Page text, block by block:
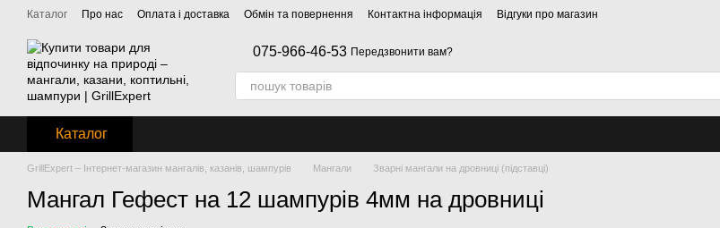
Перейти до основного контенту
Каталог Про нас Оплата і доставка Обмін та повернення Контактна інформація Відгуки про магазин
075-966-46-53 Передзвонити вам?
Каталог
GrillExpert – Інтернет-магазин мангалів, казанів, шампурів Мангали Зварні мангали на дровниці (підставці)
Мангал Гефест на 12 шампурів 4мм на дровниці